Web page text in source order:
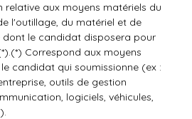
relative aux moyens matériels du
l'outillage, du matériel et de
dont le candidat disposera pour
Correspond aux moyens
candidat qui soumissionne (ex :
outils de gestion
logiciels, véhicules,